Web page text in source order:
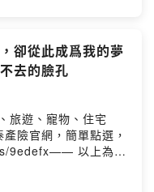
喔：
若你有靈異
by Firstory
一則在跳蚤市場購買
支持節目：
留言告訴我你對
述的故事，也十分
貓叫聲”－
前往觀賞訂閱；本頻
收聽喔！另外在FB
卻從此成爲我的夢
去的臉孔
旅遊、寵物、住宅
險官網，簡單點選，
9edefx—— 以上為
前往收看，你的支持